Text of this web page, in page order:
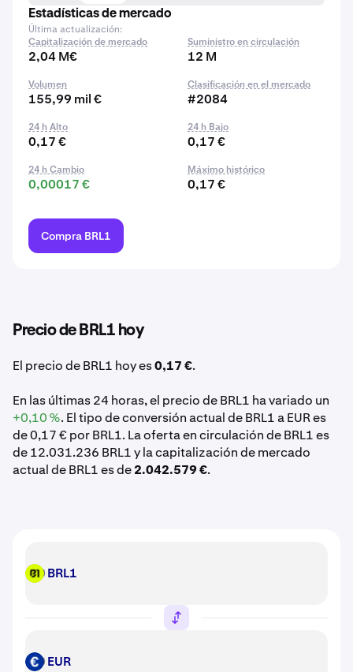
Estadísticas de mercado
Última actualización:
Capitalización de mercado
2,04 M€
Suministro en circulación
12 M
Volumen
155,99 mil €
Clasificación en el mercado
#2084
24 h Alto
0,17 €
24 h Bajo
0,17 €
24 h Cambio
0,00017 €
Máximo histórico
0,17 €
Compra BRL1
Precio de BRL1 hoy
El precio de BRL1 hoy es0,17 €.
En las últimas 24 horas, el precio de BRL1 ha variado un
+0,10 %. El tipo de conversión actual de BRL1 a EUR es
de 0,17 € por BRL1. La oferta en circulación de BRL1 es
de 12.031.236 BRL1 y la capitalización de mercado
actual de BRL1 es de2.042.579 €.
BRL1 BRL1
EUR EUR